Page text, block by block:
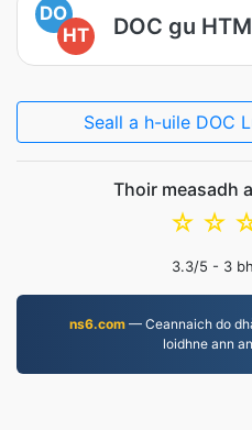
DO
HT
DOC gu
Seall a h-uile DOC
Thoir measadh
☆
☆
3.3/5 - 3
ns6.com — Ceannaich do
loidhne ann